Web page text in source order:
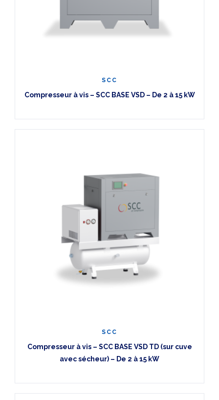
SCC
Compresseur à vis – SCC BASE VSD – De 2 à 15 kW
SCC
Compresseur à vis – SCC BASE VSD TD (sur cuve
avec sécheur) – De 2 à 15 kW